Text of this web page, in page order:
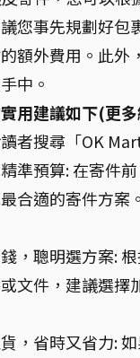
您事先規劃好包
額外費用。此外
中。
用建議如下(更
者搜尋「OK
準預算: 在寄件
合適的寄件方案
，聰明選方案:
文件，建議選擇
，省時又省力: